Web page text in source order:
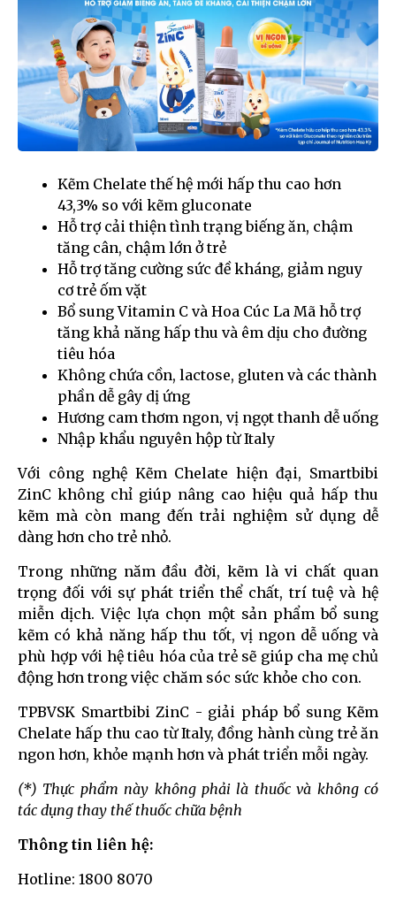
Kẽm Chelate thế hệ mới hấp thu cao hơn
43,3% so với kẽm gluconate
Hỗ trợ cải thiện tình trạng biếng ăn, chậm
tăng cân, chậm lớn ở trẻ
Hỗ trợ tăng cường sức đề kháng, giảm nguy
cơ trẻ ốm vặt
Bổ sung Vitamin C và Hoa Cúc La Mã hỗ trợ
tăng khả năng hấp thu và êm dịu cho đường
tiêu hóa
Không chứa cồn, lactose, gluten và các thành
phần dễ gây dị ứng
Hương cam thơm ngon, vị ngọt thanh dễ uống
Nhập khẩu nguyên hộp từ Italy
Với công nghệ Kẽm Chelate hiện đại, Smartbibi
ZinC không chỉ giúp nâng cao hiệu quả hấp thu
kẽm mà còn mang đến trải nghiệm sử dụng dễ
dàng hơn cho trẻ nhỏ.
Trong những năm đầu đời, kẽm là vi chất quan
trọng đối với sự phát triển thể chất, trí tuệ và hệ
miễn dịch. Việc lựa chọn một sản phẩm bổ sung
kẽm có khả năng hấp thu tốt, vị ngon dễ uống và
phù hợp với hệ tiêu hóa của trẻ sẽ giúp cha mẹ chủ
động hơn trong việc chăm sóc sức khỏe cho con.
TPBVSK Smartbibi ZinC - giải pháp bổ sung Kẽm
Chelate hấp thu cao từ Italy, đồng hành cùng trẻ ăn
ngon hơn, khỏe mạnh hơn và phát triển mỗi ngày.
(*) Thực phẩm này không phải là thuốc và không có
tác dụng thay thế thuốc chữa bệnh
Thông tin liên hệ:
Hotline: 1800 8070